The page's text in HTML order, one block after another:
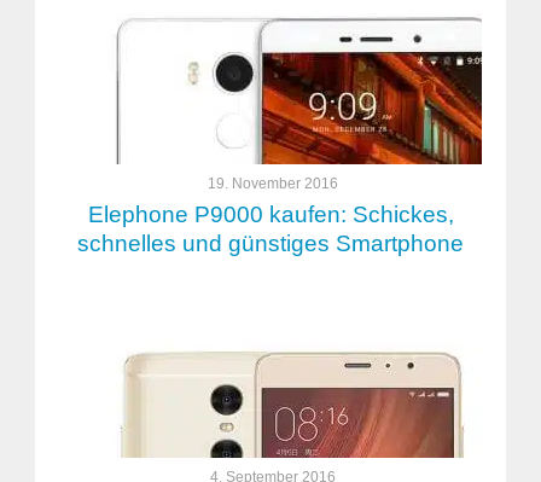
19. November 2016
Elephone P9000 kaufen: Schickes,
schnelles und günstiges Smartphone
4. September 2016